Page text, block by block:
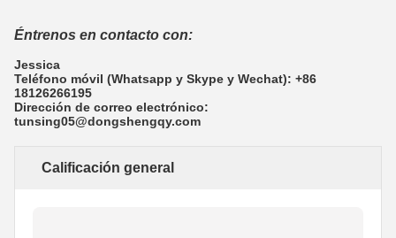
Éntrenos en contacto con:
Jessica
Teléfono móvil (Whatsapp y Skype y Wechat): +86
18126266195
Dirección de correo electrónico:
tunsing05@dongshengqy.com
Calificación general